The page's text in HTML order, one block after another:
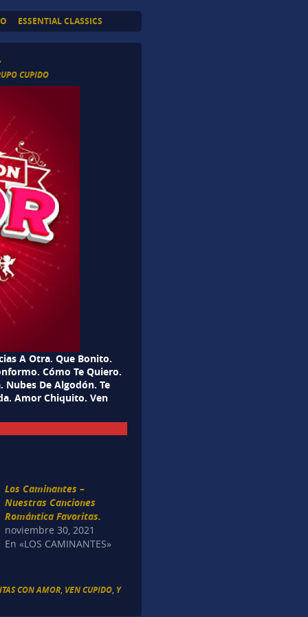
ESSENTIAL CLASSICS
CUPIDO
A Otra. Que Bonito.
Cómo Te Quiero.
Nubes De Algodón. Te
Amor Chiquito. Ven
Los Caminantes –
Nuestras Canciones
Romántica Favoritas.
noviembre 30, 2021
En «LOS CAMINANTES»
CON AMOR VEN CUPIDO Y